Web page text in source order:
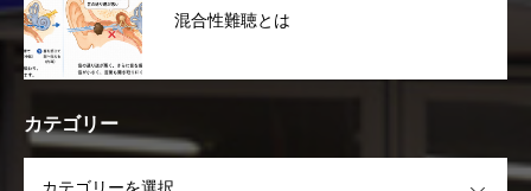
混合性難聴とは
カテゴリー